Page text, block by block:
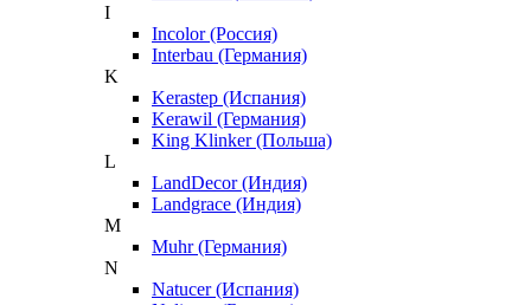
I
Incolor (Россия)
Interbau (Германия)
K
Kerastep (Испания)
Kerawil (Германия)
King Klinker (Польша)
L
LandDecor (Индия)
Landgrace (Индия)
M
Muhr (Германия)
N
Natucer (Испания)